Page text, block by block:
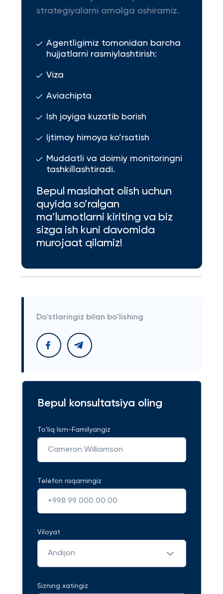
strategiyalarni amalga oshiramiz.
Agentligimiz tomonidan barcha
hujjatlarni rasmiylashtirish:
Viza
Aviachipta
Ish joyiga kuzatib borish
Ijtimoy himoya ko’rsatish
Muddatli va doimiy monitoringni
tashkillashtiradi.
Bepul maslahat olish uchun
quyida so’ralgan
ma’lumotlarni kiriting va biz
sizga ish kuni davomida
murojaat qilamiz!
Do'stlaringiz bilan bo'lishing
Bepul konsultatsiya oling
To'liq Ism-Familyangiz
Telefon raqamingiz
Viloyat
Andijon
Sizning xatingiz